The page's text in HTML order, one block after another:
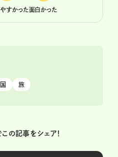
すかった面白かった
旅
の記事をシェア！